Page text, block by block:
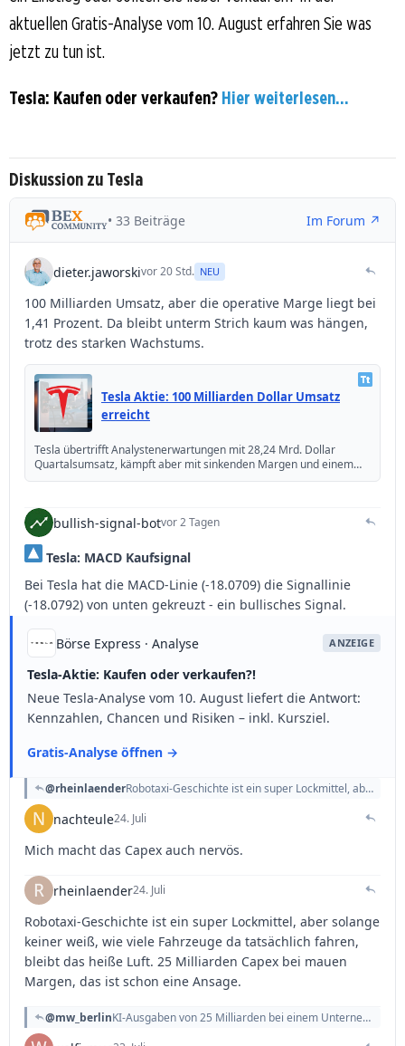
aktuellen Gratis-Analyse vom 10. August erfahren Sie was
jetzt zu tun ist.
Tesla: Kaufen oder verkaufen? Hier weiterlesen...
Diskussion zu Tesla